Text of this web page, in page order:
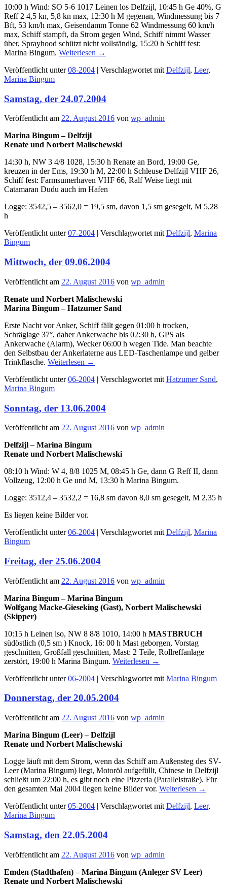
10:00 h Wind: SO 5-6 1017 Leinen los Delfzijl, 10:45 h Ge 40%, G
Reff 2 4,5 kn, 5,8 kn max, 12:30 h M gegenan, Windmessung bis 7
Bft, 53 km/h max, Geisendamm Tonne 62 Windmessung 60 km/h
max, Schiff stampft, da Strom gegen Wind, Schiff nimmt Wasser
über, Sprayhood schützt nicht vollständig, 15:20 h Schiff fest:
Marina Bingum. Weiterlesen →
Veröffentlicht unter 08-2004 | Verschlagwortet mit Delfzijl, Leer,
Marina Bingum
Samstag, der 24.07.2004
Veröffentlicht am 22. August 2016 von wp_admin
Marina Bingum – Delfzijl
Renate und Norbert Malischewski
14:30 h, NW 3 4/8 1028, 15:30 h Renate an Bord, 19:00 Ge,
kreuzen in der Ems, 19:30 h M, 22:00 h Schleuse Delfzijl VHF 26,
Schiff fest: Farmsumerhaven VHF 66, Ralf Weise liegt mit
Catamaran Dudu auch im Hafen
Logge: 3542,5 – 3562,0 = 19,5 sm, davon 1,5 sm gesegelt, M 5,28
h
Veröffentlicht unter 07-2004 | Verschlagwortet mit Delfzijl, Marina
Bingum
Mittwoch, der 09.06.2004
Veröffentlicht am 22. August 2016 von wp_admin
Renate und Norbert Malischewski
Marina Bingum – Hatzumer Sand
Erste Nacht vor Anker, Schiff fällt gegen 01:00 h trocken,
Schräglage 37°, daher Ankerwache bis 02:30 h, GPS als
Ankerwache (Alarm), Wecker 06:00 h wegen Tide. Man beachte
den Selbstbau der Ankerlaterne aus LED-Taschenlampe und gelber
Trinkflasche. Weiterlesen →
Veröffentlicht unter 06-2004 | Verschlagwortet mit Hatzumer Sand,
Marina Bingum
Sonntag, der 13.06.2004
Veröffentlicht am 22. August 2016 von wp_admin
Delfzijl – Marina Bingum
Renate und Norbert Malischewski
08:10 h Wind: W 4, 8/8 1025 M, 08:45 h Ge, dann G Reff II, dann
Vollzeug, 12:00 h Ge und M, 13:30 h Marina Bingum.
Logge: 3512,4 – 3532,2 = 16,8 sm davon 8,0 sm gesegelt, M 2,35 h
Es liegen keine Bilder vor.
Veröffentlicht unter 06-2004 | Verschlagwortet mit Delfzijl, Marina
Bingum
Freitag, der 25.06.2004
Veröffentlicht am 22. August 2016 von wp_admin
Marina Bingum – Marina Bingum
Wolfgang Macke-Gieseking (Gast), Norbert Malischewski
(Skipper)
10:15 h Leinen lso, NW 8 8/8 1010, 14:00 h MASTBRUCH
südöstlich (0,5 sm ) Knock, 16: 00 h Mast geborgen, Vorstag
geschnitten, Großfall geschnitten, Mast: 2 Teile, Rollreffanlage
zerstört, 19:00 h Marina Bingum. Weiterlesen →
Veröffentlicht unter 06-2004 | Verschlagwortet mit Marina Bingum
Donnerstag, der 20.05.2004
Veröffentlicht am 22. August 2016 von wp_admin
Marina Bingum (Leer) – Delfzijl
Renate und Norbert Malischewski
Logge läuft mit dem Strom, wenn das Schiff am Außensteg des SV-
Leer (Marina Bingum) liegt, Motoröl aufgefüllt, Chinese in Delfzijl
schließt um 22:00 h, es gibt noch eine Pizzeria (Parallelstraße). Für
den gesamten Mai 2004 liegen keine Bilder vor. Weiterlesen →
Veröffentlicht unter 05-2004 | Verschlagwortet mit Delfzijl, Leer,
Marina Bingum
Samstag, den 22.05.2004
Veröffentlicht am 22. August 2016 von wp_admin
Emden (Stadthafen) – Marina Bingum (Anleger SV Leer)
Renate und Norbert Malischewski